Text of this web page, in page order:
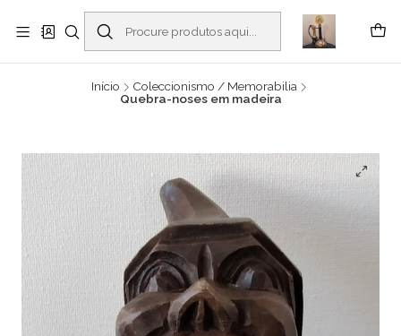
Buscantiguidades - Leilões. Colecionismo e antiguidades em Viana do
Castelo -
Ler mais
Início
Coleccionismo / Memorabilia
Quebra-noses em madeira